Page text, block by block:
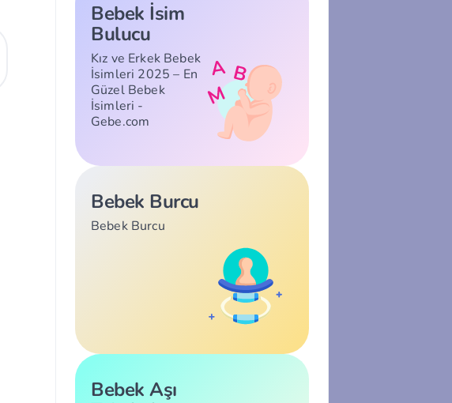
Bebek İsim
Bulucu
Kız ve Erkek Bebek
İsimleri 2025 – En
Güzel Bebek
İsimleri -
Gebe.com
Bebek Burcu
Bebek Burcu
Bebek Aşı